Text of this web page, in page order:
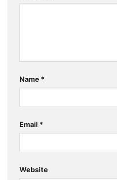
Name *
Email *
Website